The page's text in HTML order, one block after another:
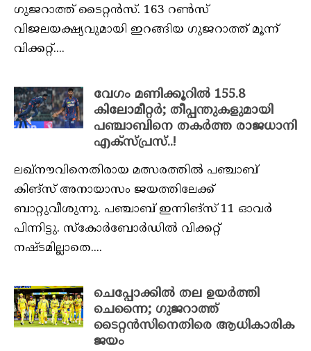
ഗുജറാത്ത് ടൈറ്റന്‍സ്. 163 റണ്‍സ്
വിജലയക്ഷ്യവുമായി ഇറങ്ങിയ ഗുജറാത്ത് മൂന്ന്
വിക്കറ്റ്....
വേഗം മണിക്കൂറിൽ 155.8
കിലോമീറ്റർ; തീപ്പന്തുകളുമായി
പഞ്ചാബിനെ തകർത്ത രാജധാനി
എക്‌സ്പ്രസ്..!
ലഖ്‌നൗവിനെതിരായ മത്സരത്തില്‍ പഞ്ചാബ്
കിങ്‌സ് അനായാസം ജയത്തിലേക്ക്
ബാറ്റുവീശുന്നു. പഞ്ചാബ് ഇന്നിങ്‌സ് 11 ഓവര്‍
പിന്നിട്ടു. സ്‌കോര്‍ബോര്‍ഡില്‍ വിക്കറ്റ്
നഷ്ടമില്ലാതെ....
ചെപ്പോക്കിൽ തല ഉയർത്തി
ചെന്നൈ; ഗുജറാത്ത്
ടൈറ്റൻസിനെതിരെ ആധികാരിക
ജയം